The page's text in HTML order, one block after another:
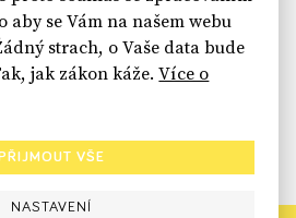
aby se Vám na našem webu
strach, o Vaše data bude
jak zákon káže.Více o
VŠE
NASTAVENÍ